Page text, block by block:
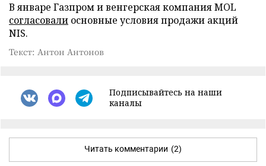
В январе Газпром и венгерская компания MOL
согласовали основные условия продажи акций
NIS.
Текст: Антон Антонов
Подписывайтесь на наши
каналы
Читать комментарии (2)